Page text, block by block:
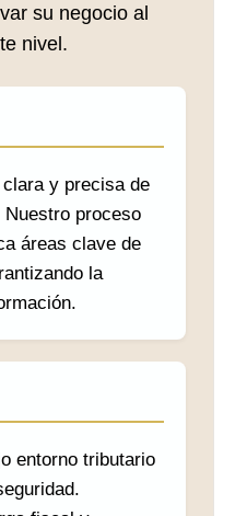
su negocio al
nivel.
y precisa de
proceso
áreas clave de
la
entorno tributario